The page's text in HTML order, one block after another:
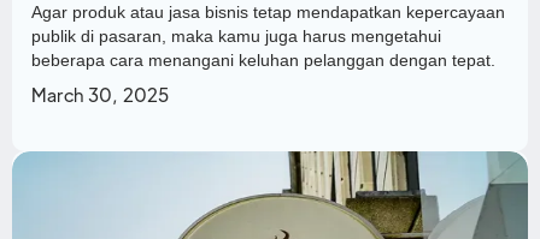
Agar produk atau jasa bisnis tetap mendapatkan kepercayaan
publik di pasaran, maka kamu juga harus mengetahui
beberapa cara menangani keluhan pelanggan dengan tepat.
March 30, 2025